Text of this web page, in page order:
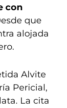
con
que
alojada
Alvite
Pericial,
La cita